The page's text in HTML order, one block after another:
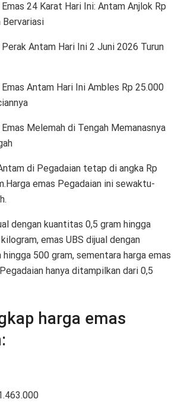
Emas 24 Karat Hari Ini: Antam Anjlok Rp
Bervariasi
Perak Antam Hari Ini 2 Juni 2026 Turun
Emas Antam Hari Ini Ambles Rp 25.000
Emas Melemah di Tengah Memanasnya
di Pegadaian tetap di angka Rp
emas Pegadaian ini sewaktu-
dengan kuantitas 0,5 gram hingga
emas UBS dijual dengan
500 gram, sementara harga emas
hanya ditampilkan dari 0,5
harga emas